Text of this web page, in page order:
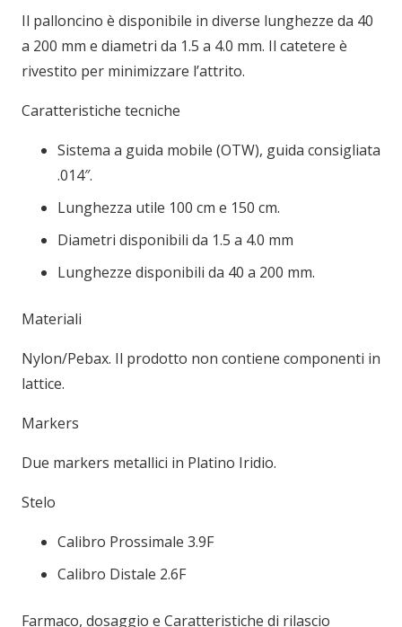
Il palloncino è disponibile in diverse lunghezze da 40
a 200 mm e diametri da 1.5 a 4.0 mm. Il catetere è
rivestito per minimizzare l’attrito.
Caratteristiche tecniche
Sistema a guida mobile (OTW), guida consigliata
.014″.
Lunghezza utile 100 cm e 150 cm.
Diametri disponibili da 1.5 a 4.0 mm
Lunghezze disponibili da 40 a 200 mm.
Materiali
Nylon/Pebax. Il prodotto non contiene componenti in
lattice.
Markers
Due markers metallici in Platino Iridio.
Stelo
Calibro Prossimale 3.9F
Calibro Distale 2.6F
Farmaco, dosaggio e Caratteristiche di rilascio